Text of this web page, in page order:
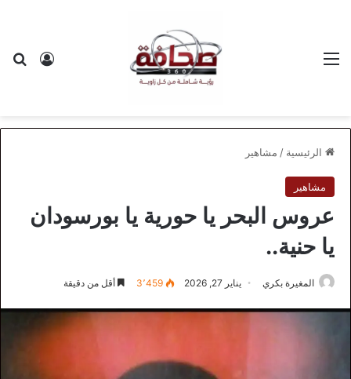
الرئيسية / مشاهير
مشاهير
عروس البحر يا حورية يا بورسودان
يا حنية..
المغيرة بكري يناير 27, 2026 3٬459 أقل من دقيقة